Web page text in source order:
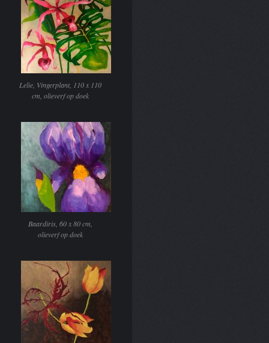
Lelie, Vingerplant, 110 x 110
cm, olieverf op doek
Baardiris, 60 x 80 cm,
olieverf op doek